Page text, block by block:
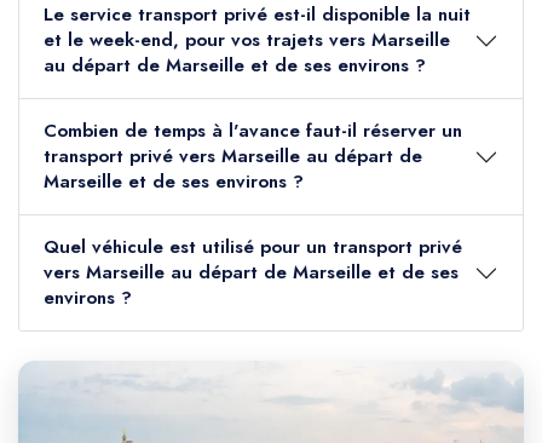
Le service transport privé est-il disponible la nuit
et le week-end, pour vos trajets vers Marseille
au départ de Marseille et de ses environs ?
Combien de temps à l'avance faut-il réserver un
transport privé vers Marseille au départ de
Marseille et de ses environs ?
Quel véhicule est utilisé pour un transport privé
vers Marseille au départ de Marseille et de ses
environs ?